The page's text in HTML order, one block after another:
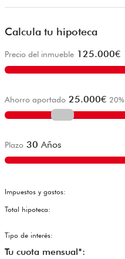
Calcula tu hipoteca
Precio del inmueble 125.000€
Ahorro aportado 25.000€ 20%
Plazo 30 Años
Impuestos y gastos:
Total hipoteca:
Tipo de interés:
Tu cuota mensual*: